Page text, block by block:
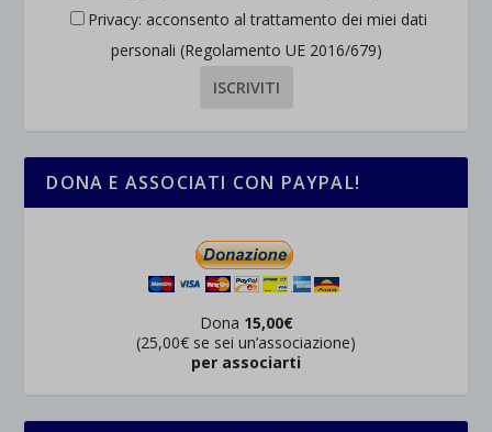
Privacy: acconsento al trattamento dei miei dati
personali (Regolamento UE 2016/679)
DONA E ASSOCIATI CON PAYPAL!
Dona 15,00€
(25,00€ se sei un’associazione)
per associarti